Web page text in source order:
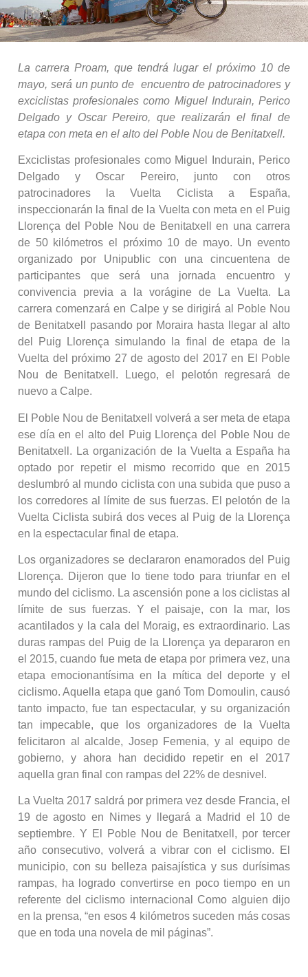
La carrera Proam, que tendrá lugar el próximo 10 de
mayo, será un punto de encuentro de patrocinadores y
exciclistas profesionales como Miguel Indurain, Perico
Delgado y Oscar Pereiro, que realizarán el final de
etapa con meta en el alto del Poble Nou de Benitatxell.
Exciclistas profesionales como Miguel Indurain, Perico
Delgado y Oscar Pereiro, junto con otros
patrocinadores la Vuelta Ciclista a España,
inspeccionarán la final de la Vuelta con meta en el Puig
Llorença del Poble Nou de Benitatxell en una carrera
de 50 kilómetros el próximo 10 de mayo. Un evento
organizado por Unipublic con una cincuentena de
participantes que será una jornada encuentro y
convivencia previa a la vorágine de La Vuelta. La
carrera comenzará en Calpe y se dirigirá al Poble Nou
de Benitatxell pasando por Moraira hasta llegar al alto
del Puig Llorença simulando la final de etapa de la
Vuelta del próximo 27 de agosto del 2017 en El Poble
Nou de Benitatxell. Luego, el pelotón regresará de
nuevo a Calpe.
El Poble Nou de Benitatxell volverá a ser meta de etapa
ese día en el alto del Puig Llorença del Poble Nou de
Benitatxell. La organización de la Vuelta a España ha
optado por repetir el mismo recorrido que en 2015
deslumbró al mundo ciclista con una subida que puso a
los corredores al límite de sus fuerzas. El pelotón de la
Vuelta Ciclista subirá dos veces al Puig de la Llorença
en la espectacular final de etapa.
Los organizadores se declararon enamorados del Puig
Llorença. Dijeron que lo tiene todo para triunfar en el
mundo del ciclismo. La ascensión pone a los ciclistas al
límite de sus fuerzas. Y el paisaje, con la mar, los
acantilados y la cala del Moraig, es extraordinario. Las
duras rampas del Puig de la Llorença ya depararon en
el 2015, cuando fue meta de etapa por primera vez, una
etapa emocionantísima en la mítica del deporte y el
ciclismo. Aquella etapa que ganó Tom Domoulin, causó
tanto impacto, fue tan espectacular, y su organización
tan impecable, que los organizadores de la Vuelta
felicitaron al alcalde, Josep Femenia, y al equipo de
gobierno, y ahora han decidido repetir en el 2017
aquella gran final con rampas del 22% de desnivel.
La Vuelta 2017 saldrá por primera vez desde Francia, el
19 de agosto en Nimes y llegará a Madrid el 10 de
septiembre. Y El Poble Nou de Benitatxell, por tercer
año consecutivo, volverá a vibrar con el ciclismo. El
municipio, con su belleza paisajística y sus durísimas
rampas, ha logrado convertirse en poco tiempo en un
referente del ciclismo internacional Como alguien dijo
en la prensa, “en esos 4 kilómetros suceden más cosas
que en toda una novela de mil páginas”.